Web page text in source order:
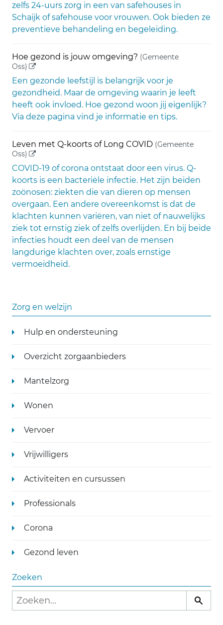
zelfs 24-uurs zorg in een van safehouses in
Schaijk of safehouse voor vrouwen. Ook bieden ze
preventieve behandeling en begeleiding.
Hoe gezond is jouw omgeving? (Gemeente
Oss) (externe link)
Een gezonde leefstijl is belangrijk voor je
gezondheid. Maar de omgeving waarin je leeft
heeft ook invloed. Hoe gezond woon jij eigenlijk?
Via deze pagina vind je informatie en tips.
Leven met Q-koorts of Long COVID (Gemeente
Oss) (externe link)
COVID-19 of corona ontstaat door een virus. Q-
koorts is een bacteriële infectie. Het zijn beiden
zoönosen: ziekten die van dieren op mensen
overgaan. Een andere overeenkomst is dat de
klachten kunnen variëren, van niet of nauwelijks
ziek tot ernstig ziek of zelfs overlijden. En bij beide
infecties houdt een deel van de mensen
langdurige klachten over, zoals ernstige
vermoeidheid.
Zorg en welzijn
Hulp en ondersteuning
Overzicht zorgaanbieders
Mantelzorg
Wonen
Vervoer
Vrijwilligers
Activiteiten en cursussen
Professionals
Corona
Gezond leven
Zoeken